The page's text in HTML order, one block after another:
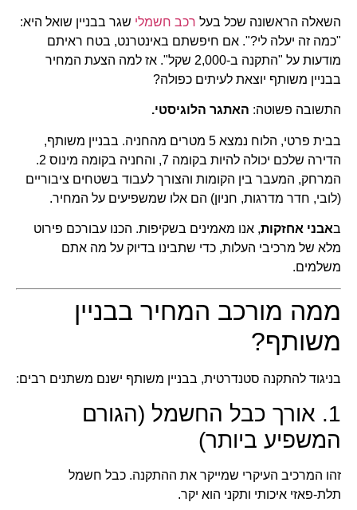
השאלה הראשונה שכל בעל רכב חשמלי שגר בבניין שואל היא:
"כמה זה יעלה לי?". אם חיפשתם באינטרנט, בטח ראיתם
מודעות על "התקנה ב-2,000 שקל". אז למה הצעת המחיר
בבניין משותף יוצאת לעיתים כפולה?
התשובה פשוטה: האתגר הלוגיסטי.
בבית פרטי, הלוח נמצא 5 מטרים מהחניה. בבניין משותף,
הדירה שלכם יכולה להיות בקומה 7, והחניה בקומה מינוס 2.
המרחק, המעבר בין הקומות והצורך לעבוד בשטחים ציבוריים
(לובי, חדר מדרגות, חניון) הם אלו שמשפיעים על המחיר.
באבני אחזקות, אנו מאמינים בשקיפות. הכנו עבורכם פירוט
מלא של מרכיבי העלות, כדי שתבינו בדיוק על מה אתם
משלמים.
ממה מורכב המחיר בבניין
משותף?
בניגוד להתקנה סטנדרטית, בבניין משותף ישנם משתנים רבים:
1. אורך כבל החשמל (הגורם
המשפיע ביותר)
זהו המרכיב העיקרי שמייקר את ההתקנה. כבל חשמל
תלת-פאזי איכותי ותקני הוא יקר.